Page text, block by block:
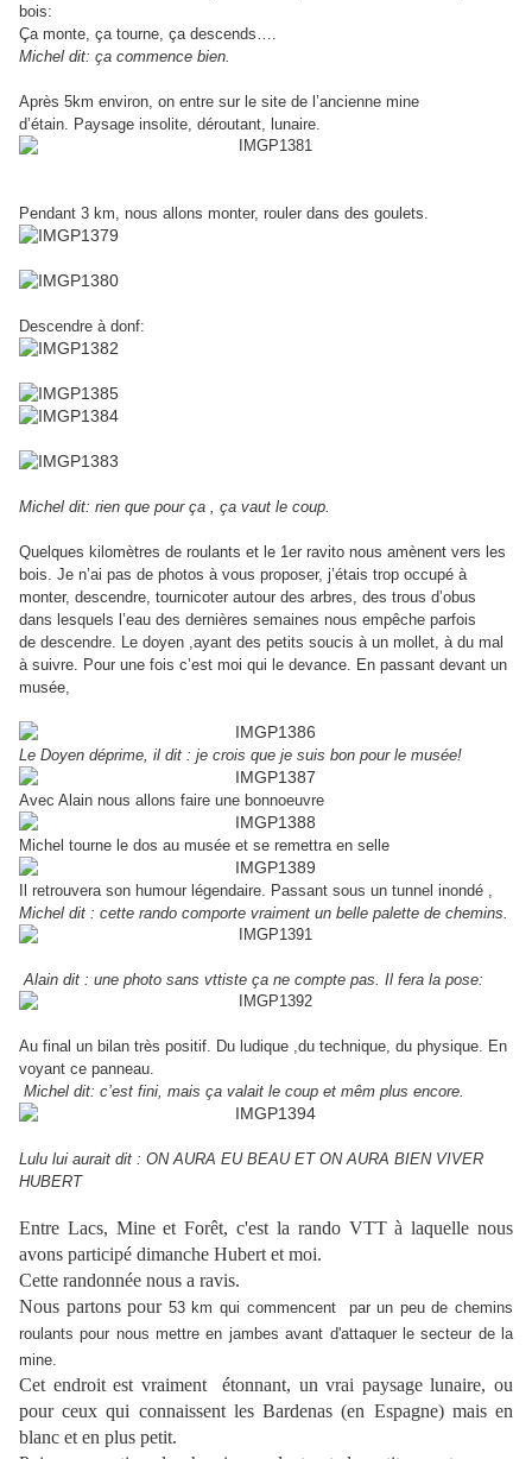
bois:
Ça monte, ça tourne, ça descends….
Michel dit: ça commence bien.
Après 5km environ, on entre sur le site de l’ancienne mine
d’étain. Paysage insolite, déroutant, lunaire.
Pendant 3 km, nous allons monter, rouler dans des goulets.
Descendre à donf:
Michel dit: rien que pour ça , ça vaut le coup.
Quelques kilomètres de roulants et le 1er ravito nous amènent vers les
bois. Je n’ai pas de photos à vous proposer, j’étais trop occupé à
monter, descendre, tournicoter autour des arbres, des trous d’obus
dans lesquels l’eau des dernières semaines nous empêche parfois
de descendre. Le doyen ,ayant des petits soucis à un mollet, à du mal
à suivre. Pour une fois c’est moi qui le devance. En passant devant un
musée,
Le Doyen déprime, il dit : je crois que je suis bon pour le musée!
Avec Alain nous allons faire une bonnoeuvre
Michel tourne le dos au musée et se remettra en selle
Il retrouvera son humour légendaire. Passant sous un tunnel inondé ,
Michel dit : cette rando comporte vraiment un belle palette de chemins.
Alain dit : une photo sans vttiste ça ne compte pas. Il fera la pose:
Au final un bilan très positif. Du ludique ,du technique, du physique. En
voyant ce panneau.
Michel dit: c’est fini, mais ça valait le coup et mêm plus encore.
Lulu lui aurait dit : ON AURA EU BEAU ET ON AURA BIEN VIVER
HUBERT
Entre Lacs, Mine et Forêt, c'est la rando VTT à laquelle nous
avons participé dimanche Hubert et moi.
Cette randonnée nous a ravis.
Nous partons pour 53 km qui commencent par un peu de chemins
roulants pour nous mettre en jambes avant d'attaquer le secteur de la
mine.
Cet endroit est vraiment étonnant, un vrai paysage lunaire, ou
pour ceux qui connaissent les Bardenas (en Espagne) mais en
blanc et en plus petit.